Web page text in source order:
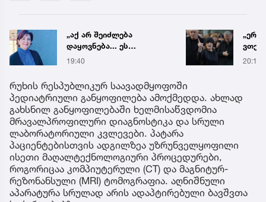
„ერთი წინადადება რომ
ვთქვა, ის გახდის
ნათელს, თუ რატომ იყო
წამქეზებელი...“ - გიგა
ავალიანის დედა
20:19
რა
19:56
რუხის რესპუბლიკურ საავადმყოფოში
პედიატრიული განყოფილება ამოქმედდა. ახლად
გახსნილ განყოფილებაში ხელმისაწვდომია
მრავალპროფილური დიაგნოსტიკა და სრული
ლაბორატორიული კვლევები. პატარა
პაციენტებისთვის ადგილზეა უზრუნველყოფილი
ისეთი მაღალტექნოლოგიური პროცედურები,
როგორიცაა კომპიუტერული (CT) და მაგნიტურ-
რეზონანსული (MRI) ტომოგრაფია. აღნიშნული
აპარატურა სრულად არის ადაპტირებული ბავშვთა